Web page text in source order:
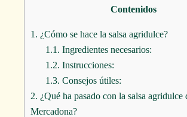
Contenidos
1. ¿Cómo se hace la salsa agridulce?
1.1. Ingredientes necesarios:
1.2. Instrucciones:
1.3. Consejos útiles:
2. ¿Qué ha pasado con la salsa agridulce
Mercadona?